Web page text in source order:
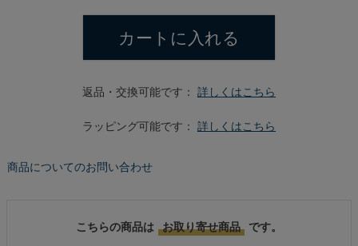
カートに入れる
返品・交換可能です： 詳しくはこちら
ラッピング可能です： 詳しくはこちら
商品についてのお問い合わせ
こちらの商品は お取り寄せ商品 です。